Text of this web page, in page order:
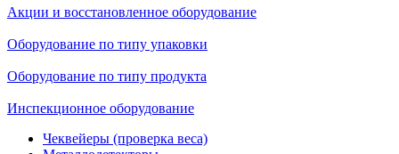
Акции и восстановленное оборудование
Оборудование по типу упаковки
Оборудование по типу продукта
Инспекционное оборудование
Чеквейеры (проверка веса)